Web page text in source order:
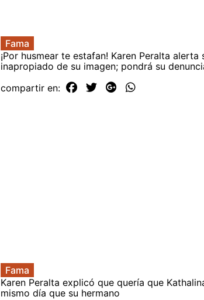
Fama
¡Por husmear te estafan! Karen Peralta alerta
inapropiado de su imagen; pondrá su
compartir en:
Fama
Karen Peralta explicó que quería que
mismo día que su hermano